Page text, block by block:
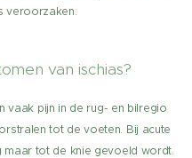
veroorzaken.
van ischias?
vaak pijn in de rug- en bilregio
tot de voeten. Bij acute
maar tot de knie gevoeld wordt.